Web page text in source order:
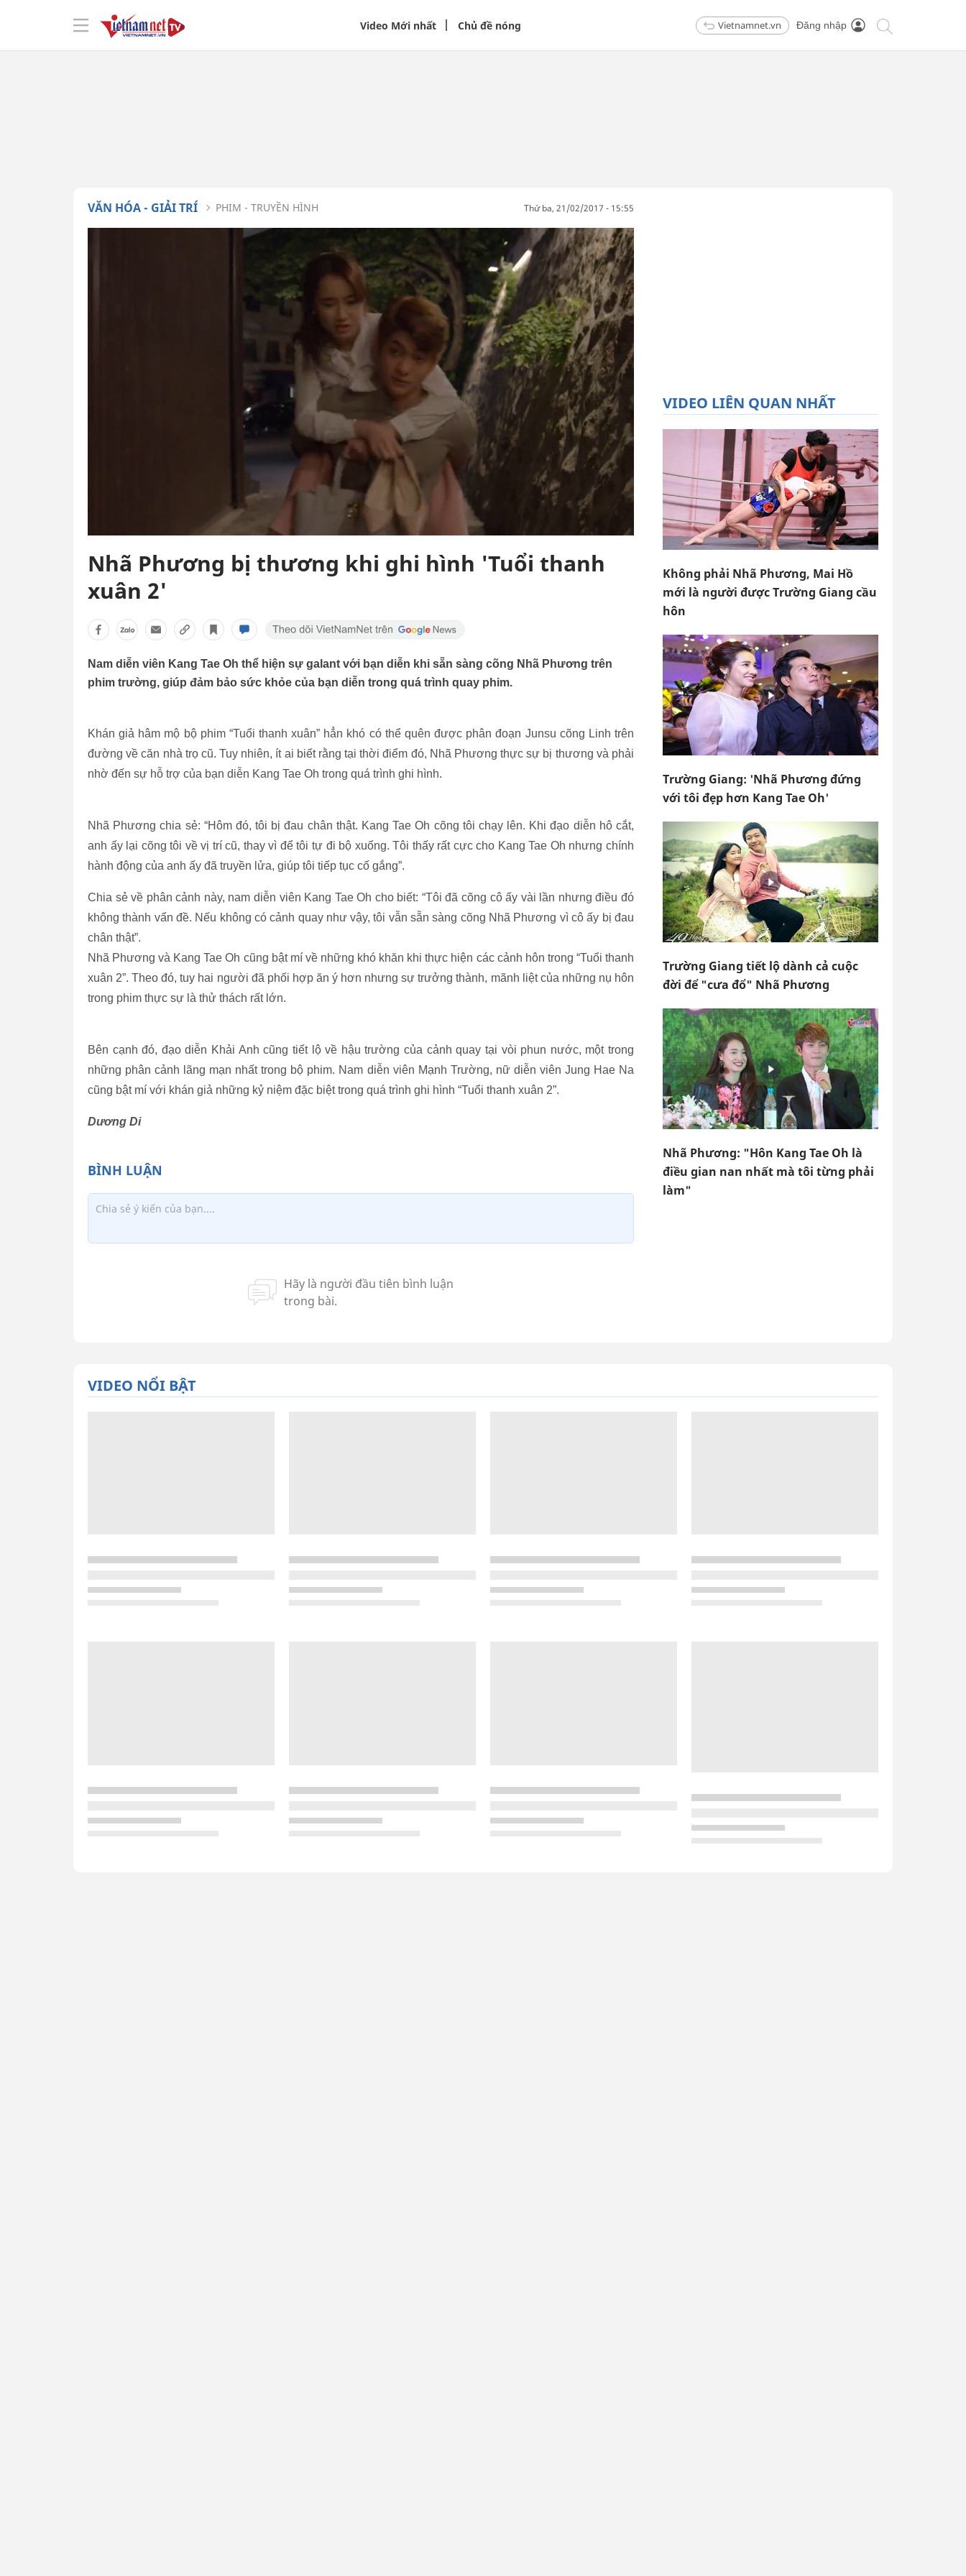
Video Mới nhất Chủ đề nóng Vietnamnet.vn Đăng nhập
VĂN HÓA - GIẢI TRÍ PHIM - TRUYỀN HÌNH thứ ba, 21/02/2017 - 15:55
Nhã Phương bị thương khi ghi hình 'Tuổi thanh
xuân 2'
Nam diễn viên Kang Tae Oh thể hiện sự galant với bạn diễn khi sẵn sàng cõng Nhã Phương trên
phim trường, giúp đảm bảo sức khỏe của bạn diễn trong quá trình quay phim.
Khán giả hâm mộ bộ phim “Tuổi thanh xuân” hẳn khó có thể quên được phân đoạn Junsu cõng Linh trên
đường về căn nhà trọ cũ. Tuy nhiên, ít ai biết rằng tại thời điểm đó, Nhã Phương thực sự bị thương và phải
nhờ đến sự hỗ trợ của bạn diễn Kang Tae Oh trong quá trình ghi hình.
Nhã Phương chia sẻ: “Hôm đó, tôi bị đau chân thật. Kang Tae Oh cõng tôi chạy lên. Khi đạo diễn hô cắt,
anh ấy lại cõng tôi về vị trí cũ, thay vì để tôi tự đi bộ xuống. Tôi thấy rất cực cho Kang Tae Oh nhưng chính
hành động của anh ấy đã truyền lửa, giúp tôi tiếp tục cố gắng”.
Chia sẻ về phân cảnh này, nam diễn viên Kang Tae Oh cho biết: “Tôi đã cõng cô ấy vài lần nhưng điều đó
không thành vấn đề. Nếu không có cảnh quay như vậy, tôi vẫn sẵn sàng cõng Nhã Phương vì cô ấy bị đau
chân thật”.
Nhã Phương và Kang Tae Oh cũng bật mí về những khó khăn khi thực hiện các cảnh hôn trong “Tuổi thanh
xuân 2”. Theo đó, tuy hai người đã phối hợp ăn ý hơn nhưng sự trưởng thành, mãnh liệt của những nụ hôn
trong phim thực sự là thử thách rất lớn.
Bên cạnh đó, đạo diễn Khải Anh cũng tiết lộ về hậu trường của cảnh quay tại vòi phun nước, một trong
những phân cảnh lãng mạn nhất trong bộ phim. Nam diễn viên Mạnh Trường, nữ diễn viên Jung Hae Na
cũng bật mí với khán giả những kỷ niệm đặc biệt trong quá trình ghi hình “Tuổi thanh xuân 2”.
Dương Di
VIDEO LIÊN QUAN NHẤT
Không phải Nhã Phương, Mai Hồ
mới là người được Trường Giang cầu
hôn
Trường Giang: 'Nhã Phương đứng
với tôi đẹp hơn Kang Tae Oh'
Trường Giang tiết lộ dành cả cuộc
đời để "cưa đổ" Nhã Phương
Nhã Phương: "Hôn Kang Tae Oh là
điều gian nan nhất mà tôi từng phải
làm"
VIDEO NỔI BẬT